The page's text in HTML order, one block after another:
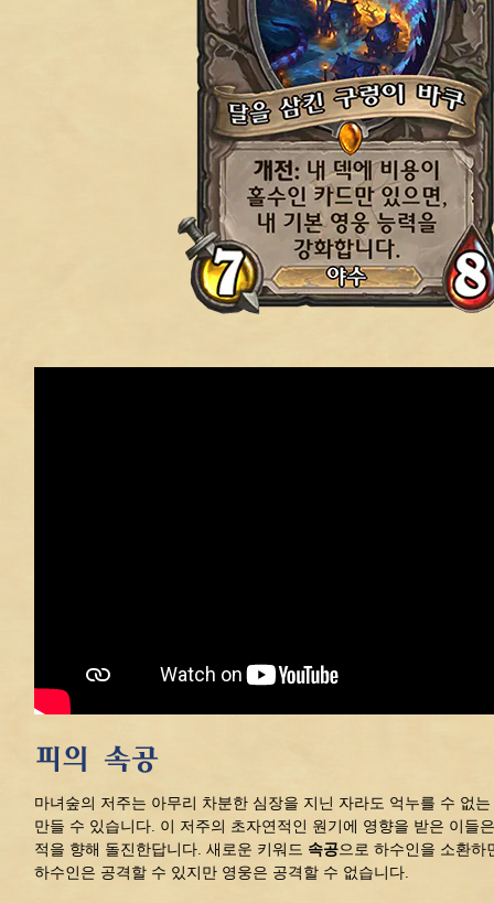
피의 속공
마녀숲의 저주는 아무리 차분한 심장을 지닌 자라도 억누를 수 없
만들 수 있습니다. 이 저주의 초자연적인 원기에 영향을 받은 이들
적을 향해 돌진한답니다. 새로운 키워드 속공으로 하수인을 소환하
하수인은 공격할 수 있지만 영웅은 공격할 수 없습니다.